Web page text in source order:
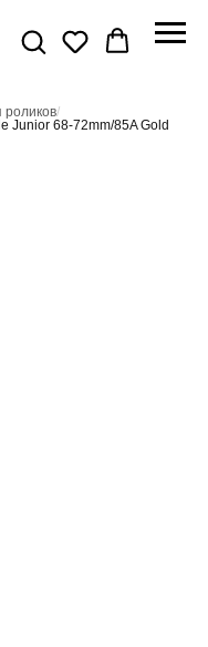
роликов/
Junior 68-72mm/85A Gold